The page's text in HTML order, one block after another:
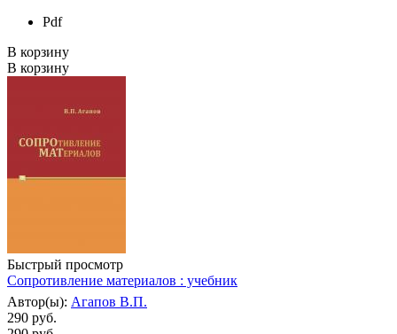
Pdf
В корзину
В корзину
Быстрый просмотр
Сопротивление материалов : учебник
Автор(ы): Агапов В.П.
290 руб.